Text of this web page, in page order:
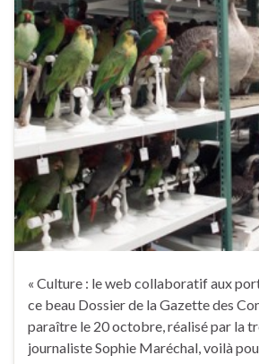
« Culture : le web collaboratif aux
ce beau Dossier de la Gazette des
paraître le 20 octobre, réalisé par la
journaliste Sophie Maréchal, voilà